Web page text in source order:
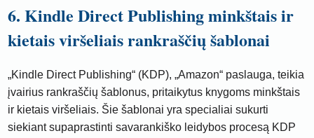
6. Kindle Direct Publishing minkštais ir
kietais viršeliais rankraščių šablonai
„Kindle Direct Publishing“ (KDP), „Amazon“ paslauga, teikia
įvairius rankraščių šablonus, pritaikytus knygoms minkštais
ir kietais viršeliais. Šie šablonai yra specialiai sukurti
siekiant supaprastinti savarankiško leidybos procesą KDP